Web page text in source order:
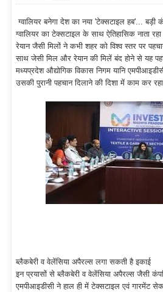
ग्वालियर बनेगा देश का नया 'टेक्सटाइल हब'... बड़ी
ग्वालियर का टेक्सटाइल के साथ ऐतिहासिक नाता
रेयान जैसी मिलों ने कभी शहर को विश्व स्तर पर
साथ जेसी मिल और रेयान की मिलें बंद होने से यह
मध्यप्रदेश औद्योगिक विकास निगम यानि
उसकी पुरानी पहचान दिलाने की दिशा में काम कर
ब्लैकबेरी व वेलेंसिया अपैरल्स लगा सकती है इकाई
इन प्रयासों से ब्लैकबेरी व वेलेंसिया अपैरल्स जैसी
एमपीआइडीसी ने हाल ही में टेक्सटाइल एवं गारमेंट